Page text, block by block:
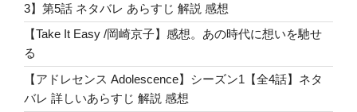
の
始
ま
り」
完
全
3】第5話 ネタバレ あらすじ 解説 感想
【Take It Easy /岡崎京子】感想。あの時代に想いを馳せ
る
【アドレセンス Adolescence】シーズン1【全4話】ネタ
バレ 詳しいあらすじ 解説 感想